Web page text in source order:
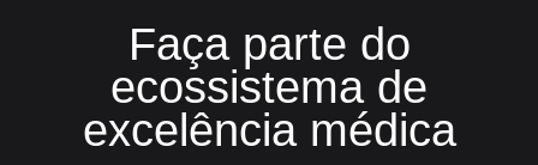
Faça parte do
ecossistema de
excelência médica